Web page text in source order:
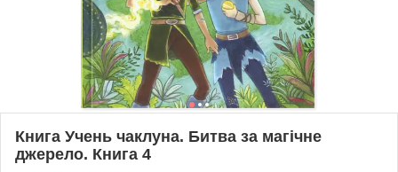
Книга Учень чаклуна. Битва за магічне
джерело. Книга 4